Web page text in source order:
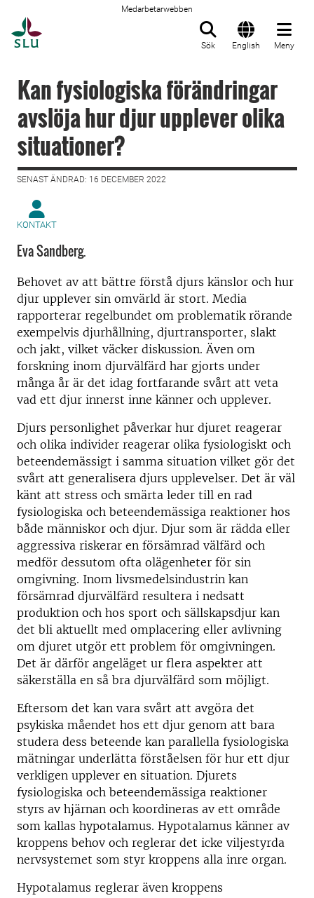
Medarbetarwebben
Sök English Meny
Kan fysiologiska förändringar
avslöja hur djur upplever olika
situationer?
SENAST ÄNDRAD: 16 DECEMBER 2022
KONTAKT
Eva Sandberg.
Behovet av att bättre förstå djurs känslor och hur
djur upplever sin omvärld är stort. Media
rapporterar regelbundet om problematik rörande
exempelvis djurhållning, djurtransporter, slakt
och jakt, vilket väcker diskussion. Även om
forskning inom djurvälfärd har gjorts under
många år är det idag fortfarande svårt att veta
vad ett djur innerst inne känner och upplever.
Djurs personlighet påverkar hur djuret reagerar
och olika individer reagerar olika fysiologiskt och
beteendemässigt i samma situation vilket gör det
svårt att generalisera djurs upplevelser. Det är väl
känt att stress och smärta leder till en rad
fysiologiska och beteendemässiga reaktioner hos
både människor och djur. Djur som är rädda eller
aggressiva riskerar en försämrad välfärd och
medför dessutom ofta olägenheter för sin
omgivning. Inom livsmedelsindustrin kan
försämrad djurvälfärd resultera i nedsatt
produktion och hos sport och sällskapsdjur kan
det bli aktuellt med omplacering eller avlivning
om djuret utgör ett problem för omgivningen.
Det är därför angeläget ur flera aspekter att
säkerställa en så bra djurvälfärd som möjligt.
Eftersom det kan vara svårt att avgöra det
psykiska måendet hos ett djur genom att bara
studera dess beteende kan parallella fysiologiska
mätningar underlätta förståelsen för hur ett djur
verkligen upplever en situation. Djurets
fysiologiska och beteendemässiga reaktioner
styrs av hjärnan och koordineras av ett område
som kallas hypotalamus. Hypotalamus känner av
kroppens behov och reglerar det icke viljestyrda
nervsystemet som styr kroppens alla inre organ.
Hypotalamus reglerar även kroppens